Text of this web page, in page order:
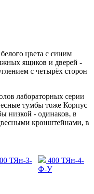
цвета с синим
ящиков и дверей -
с четырёх сторон
лабораторных серии
тумбы тоже Корпус
низкой - одинаков, в
кронштейнами, в
ТЯн-3-
400 ТЯн-4-
Ф-У